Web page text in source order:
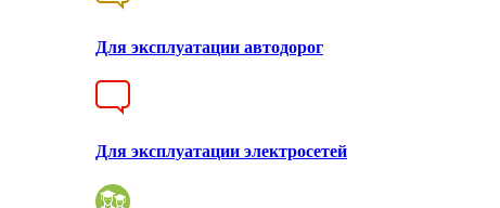
Для эксплуатации автодорог
Для эксплуатации электросетей